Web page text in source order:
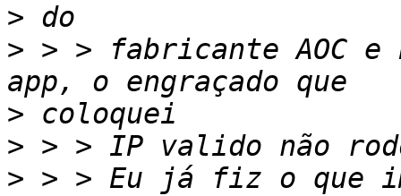
>
> > > fabricante AOC
>
>
> > > Eu já fiz o que